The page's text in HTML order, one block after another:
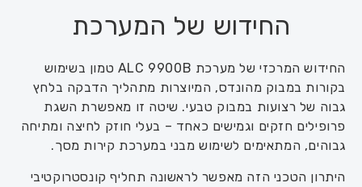
החידוש של המערכת
החידוש המרכזי של מערכת ALC 9900B טמון בשימוש
בקורות במבוק מהונדס, המיוצרות מתהליך הדבקה בלחץ
גבוה של רצועות במבוק טבעי. שיטה זו מאפשרת השגת
פרופילים חזקים וגמישים כאחד – בעלי חוזק לחיצה ומתיחה
גבוהים, המתאימים לשימוש מבני במערכת קירות מסך.
היתרון הטכני הזה מאפשר לראשונה תחליף קונסטרוקטיבי